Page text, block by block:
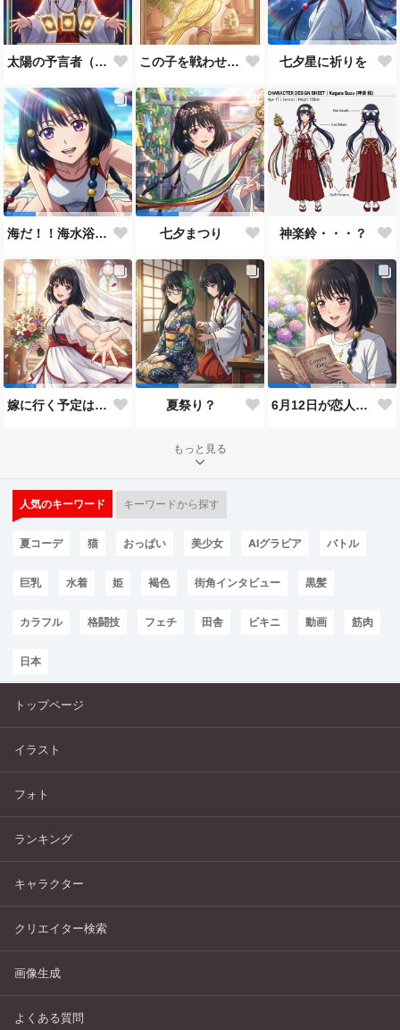
太陽の予言者（プロンプト使い方あってるんだろうか？） この子を戦わせるなんて出来ません！！ 七夕星に祈りを
海だ！！海水浴だ！！ 七夕まつり 神楽鈴・・・？
嫁に行く予定は無いのだけれど！ 夏祭り？ 6月12日が恋人の日と言うので…
もっと見る
人気のキーワード キーワードから探す
夏コーデ 猫 おっぱい 美少女 AIグラビア バトル
巨乳 水着 姫 褐色 街角インタビュー 黒髪
カラフル 格闘技 フェチ 田舎 ビキニ 動画 筋肉
日本
トップページ
イラスト
フォト
ランキング
キャラクター
クリエイター検索
画像生成
よくある質問